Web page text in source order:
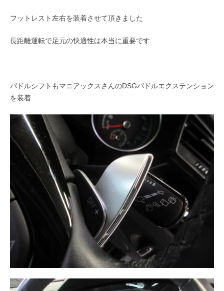
フットレスト左右を装着させて頂きました
長距離運転で足元の快適性は本当に重要です
パドルシフトもマニアックスさんのDSGパドルエクステンション
を装着